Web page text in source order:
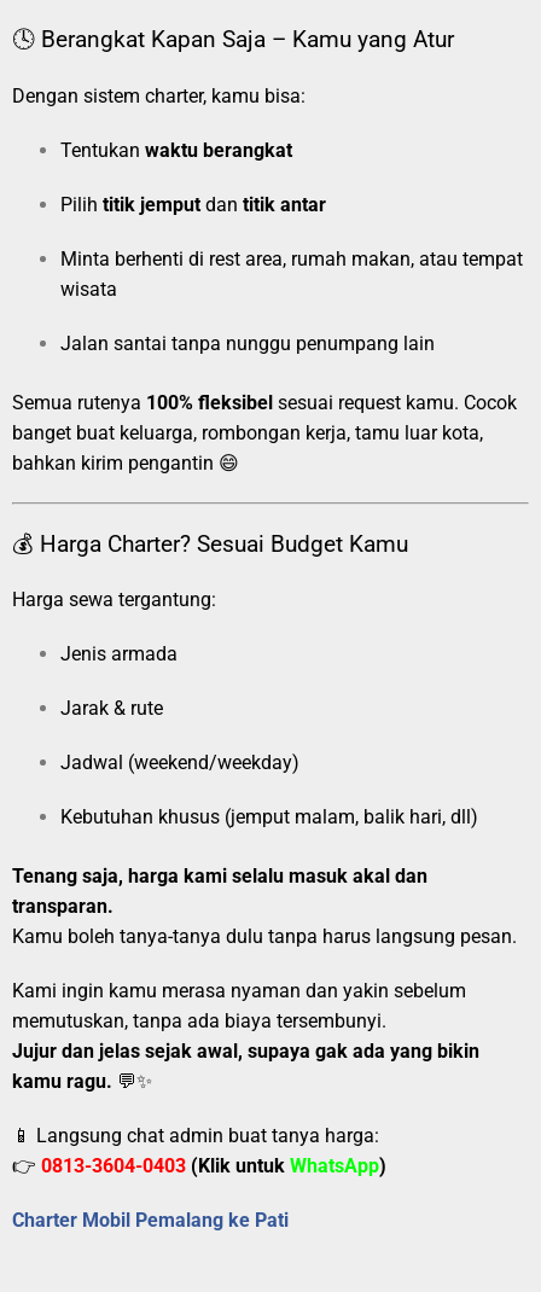
🕓 Berangkat Kapan Saja – Kamu yang Atur
Dengan sistem charter, kamu bisa:
Tentukan waktu berangkat
Pilih titik jemput dan titik antar
Minta berhenti di rest area, rumah makan, atau tempat
wisata
Jalan santai tanpa nunggu penumpang lain
Semua rutenya 100% fleksibel sesuai request kamu. Cocok
banget buat keluarga, rombongan kerja, tamu luar kota,
bahkan kirim pengantin 😄
💰 Harga Charter? Sesuai Budget Kamu
Harga sewa tergantung:
Jenis armada
Jarak & rute
Jadwal (weekend/weekday)
Kebutuhan khusus (jemput malam, balik hari, dll)
Tenang saja, harga kami selalu masuk akal dan
transparan.
Kamu boleh tanya-tanya dulu tanpa harus langsung pesan.
Kami ingin kamu merasa nyaman dan yakin sebelum
memutuskan, tanpa ada biaya tersembunyi.
Jujur dan jelas sejak awal, supaya gak ada yang bikin
kamu ragu. 💬✨
📱 Langsung chat admin buat tanya harga:
👉 0813-3604-0403 (Klik untuk WhatsApp)
Charter Mobil Pemalang ke Pati